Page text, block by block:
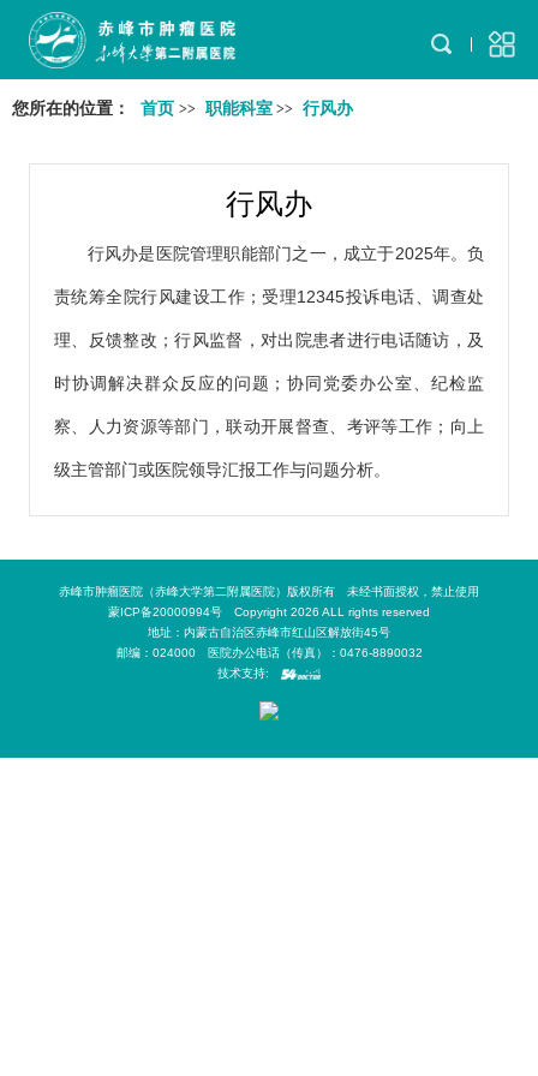
您所在的位置： 首页 >> 职能科室 >> 行风办
行风办
行风办是医院管理职能部门之一，成立于2025年。负
责统筹全院行风建设工作；受理12345投诉电话、调查处
理、反馈整改；行风监督，对出院患者进行电话随访，及
时协调解决群众反应的问题；协同党委办公室、纪检监
察、人力资源等部门，联动开展督查、考评等工作；向上
级主管部门或医院领导汇报工作与问题分析。
赤峰市肿瘤医院（赤峰大学第二附属医院）版权所有 未经书面授权，禁止使用
蒙ICP备20000994号 Copyright 2026 ALL rights reserved
地址：内蒙古自治区赤峰市红山区解放街45号
邮编：024000 医院办公电话（传真）：0476-8890032
技术支持: